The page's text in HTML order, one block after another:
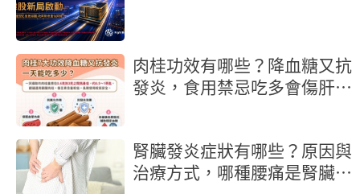
肉桂功效有哪些？降血糖又抗
發炎，食用禁忌吃多會傷肝
腎臟發炎症狀有哪些？原因與
治療方式，哪種腰痛是腎臟發